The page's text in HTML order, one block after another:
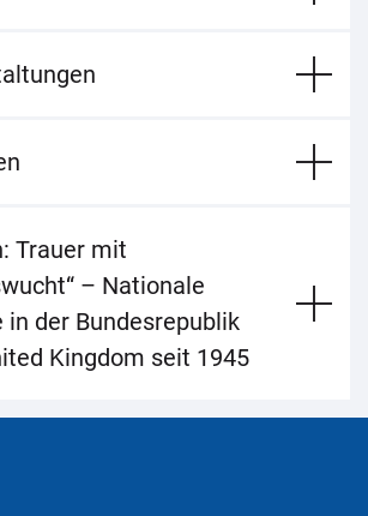
Trauer mit
– Nationale
in der Bundesrepublik
Kingdom seit 1945